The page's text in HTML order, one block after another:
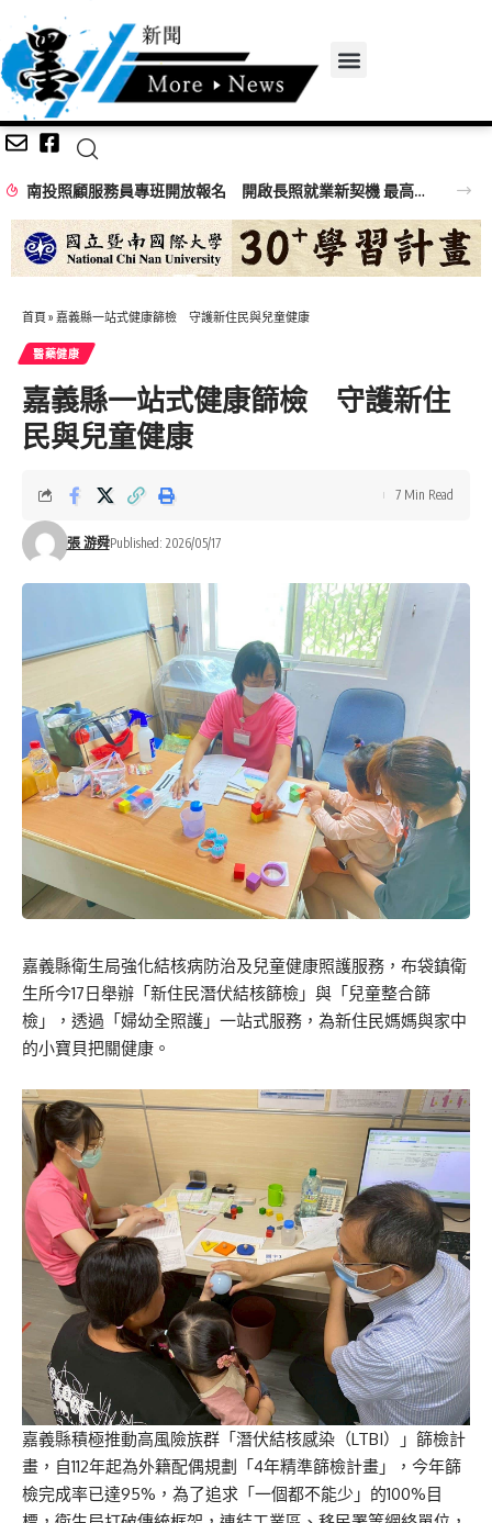
南投照顧服務員專班開放報名 開啟長照就業新契機 最高補助全額訓練費
首頁 » 嘉義縣一站式健康篩檢 守護新住民與兒童健康
醫藥健康
嘉義縣一站式健康篩檢 守護新住
民與兒童健康
張 游舜Published: 2026/05/17
7 Min Read
嘉義縣衛生局強化結核病防治及兒童健康照護服務，布袋鎮衛
生所今17日舉辦「新住民潛伏結核篩檢」與「兒童整合篩
檢」，透過「婦幼全照護」一站式服務，為新住民媽媽與家中
的小寶貝把關健康。
嘉義縣積極推動高風險族群「潛伏結核感染（LTBI）」篩檢計
畫，自112年起為外籍配偶規劃「4年精準篩檢計畫」，今年篩
檢完成率已達95%，為了追求「一個都不能少」的100%目